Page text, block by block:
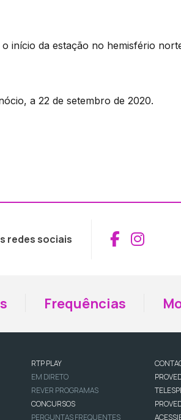
início da estação no hemisfério
a 22 de setembro de 2020.
redes sociais
Frequências
RTP PLAY
EM DIRETO
REVER PROGRAMAS
CONCURSOS
PERGUNTAS FREQUENTES